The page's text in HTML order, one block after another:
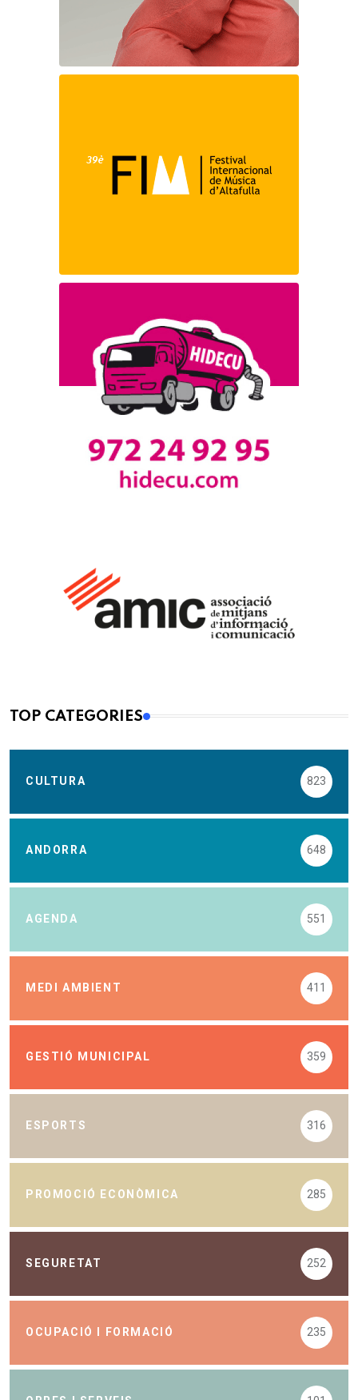
TOP CATEGORIES
CULTURA 823
ANDORRA 648
AGENDA 551
MEDI AMBIENT 411
GESTIÓ MUNICIPAL 359
ESPORTS 316
PROMOCIÓ ECONÒMICA 285
SEGURETAT 252
OCUPACIÓ I FORMACIÓ 235